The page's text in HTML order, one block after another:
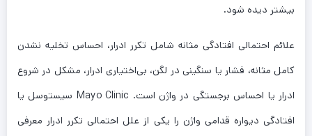
بیشتر دیده شود.
علائم احتمالی افتادگی مثانه شامل تکرر ادرار، احساس تخلیه نشدن
کامل مثانه، فشار یا سنگینی در لگن، بی‌اختیاری ادرار، مشکل در شروع
ادرار یا احساس برجستگی در واژن است. Mayo Clinic سیستوسل یا
افتادگی دیواره قدامی واژن را یکی از علل احتمالی تکرر ادرار معرفی